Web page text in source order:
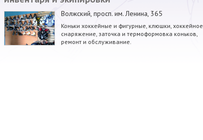
Волжский, просп. им. Ленина, 365
Коньки хоккейные и фигурные, клюшки, хоккейное
снаряжение, заточка и термоформовка коньков,
ремонт и обслуживание.